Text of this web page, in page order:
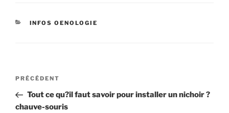
CATÉGORIES
INFOS OENOLOGIE
Navigation
l’article
Article
précédent
PRÉCÉDENT
Tout ce qu?il faut savoir pour installer un nichoir ?
chauve-souris